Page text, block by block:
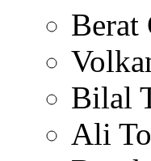
Berat
Bilal
Ali